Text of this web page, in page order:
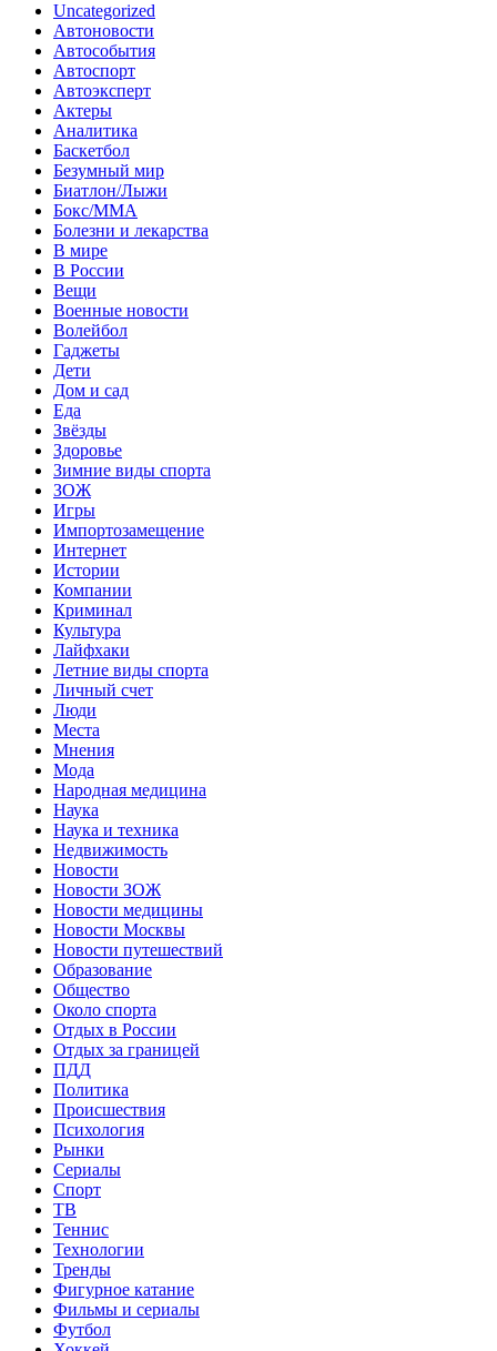
Uncategorized
Автоновости
Автособытия
Автоспорт
Автоэксперт
Актеры
Аналитика
Баскетбол
Безумный мир
Биатлон/Лыжи
Бокс/MMA
Болезни и лекарства
В мире
В России
Вещи
Военные новости
Волейбол
Гаджеты
Дети
Дом и сад
Еда
Звёзды
Здоровье
Зимние виды спорта
ЗОЖ
Игры
Импортозамещение
Интернет
Истории
Компании
Криминал
Культура
Лайфхаки
Летние виды спорта
Личный счет
Люди
Места
Мнения
Мода
Народная медицина
Наука
Наука и техника
Недвижимость
Новости
Новости ЗОЖ
Новости медицины
Новости Москвы
Новости путешествий
Образование
Общество
Около спорта
Отдых в России
Отдых за границей
ПДД
Политика
Происшествия
Психология
Рынки
Сериалы
Спорт
ТВ
Теннис
Технологии
Тренды
Фигурное катание
Фильмы и сериалы
Футбол